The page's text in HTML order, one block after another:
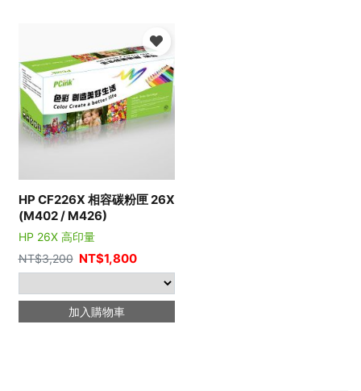
HP CF226X 相容碳粉匣 26X
(M402 / M426)
HP 26X 高印量
NT$3,200 NT$1,800
加入購物車